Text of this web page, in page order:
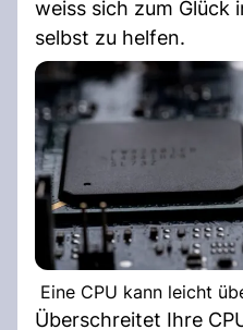
weiss sich zum Glück
selbst zu helfen.
Eine CPU kann leicht
Überschreitet Ihre